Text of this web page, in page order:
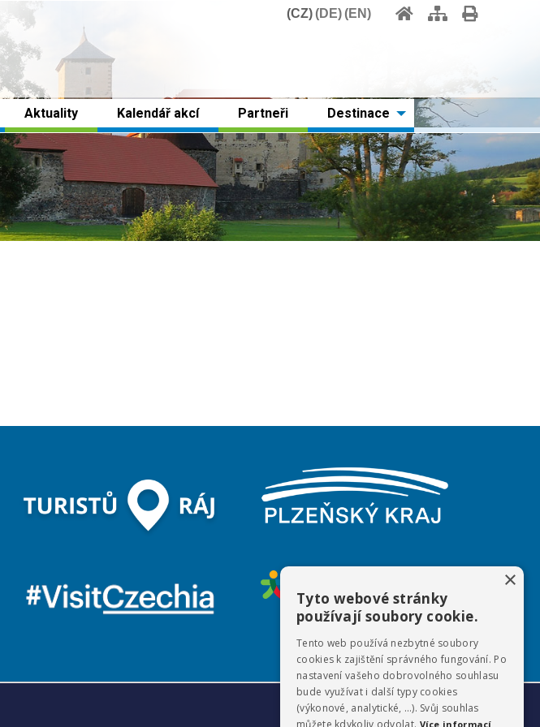
Aktuality Kalendář akcí Partneři Destinace
CZ DE EN
Webdesign & hosting: ŠumavaNet.CZ
×
Tyto webové stránky
používají soubory cookie.
Tento web používá nezbytné soubory
cookies k zajištění správného fungování. Po
nastavení vašeho dobrovolného souhlasu
bude využívat i další typy cookies
(výkonové, analytické, …). Svůj souhlas
můžete kdykoliv odvolat. Více informací